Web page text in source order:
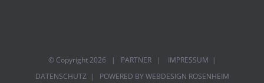
© Copyright2026 | PARTNER| IMPRESSUM |
DATENSCHUTZ| POWERED BYWEBDESIGN ROSENHEIM